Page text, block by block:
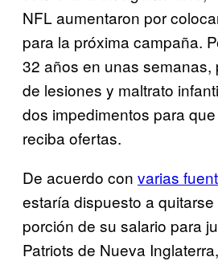
NFL aumentaron por
para la próxima campaña.
32 años en unas semanas,
de lesiones y maltrato
dos impedimentos para
reciba ofertas.
De acuerdo con varias
estaría dispuesto a
porción de su salario para
Patriots de Nueva